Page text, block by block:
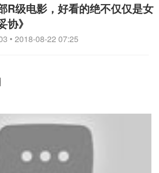
R级电影，好看的绝不仅仅是女
协》
• 2018-08-22 07:25